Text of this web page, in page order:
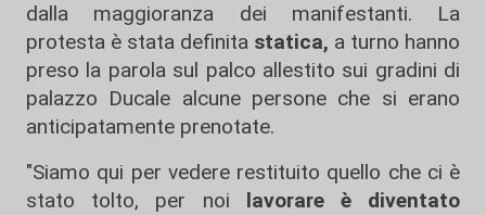
dalla maggioranza dei manifestanti. La
protesta è stata definita statica, a turno hanno
preso la parola sul palco allestito sui gradini di
palazzo Ducale alcune persone che si erano
anticipatamente prenotate.
"Siamo qui per vedere restituito quello che ci è
stato tolto, per noi lavorare è diventato